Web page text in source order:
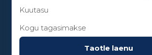
Kuutasu
Kogu tagasimakse
Taotle laenu